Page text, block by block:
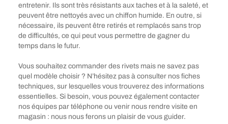
entretenir. Ils sont très résistants aux taches et à la saleté, et
peuvent être nettoyés avec un chiffon humide. En outre, si
nécessaire, ils peuvent être retirés et remplacés sans trop
de difficultés, ce qui peut vous permettre de gagner du
temps dans le futur.
Vous souhaitez commander des rivets mais ne savez pas
quel modèle choisir ? N’hésitez pas à consulter nos fiches
techniques, sur lesquelles vous trouverez des informations
essentielles. Si besoin, vous pouvez également contacter
nos équipes par téléphone ou venir nous rendre visite en
magasin : nous nous ferons un plaisir de vous guider.